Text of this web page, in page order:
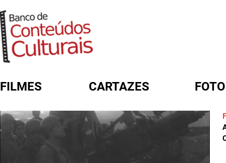
FILMES CARTAZES
FORMULÁRIO DE BUSCA